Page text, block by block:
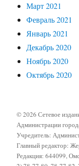
Март 2021
Февраль 2021
Январь 2021
Декабрь 2020
Ноябрь 2020
Октябрь 2020
© 2026 Сетевое
Администрации
Учредитель:
Главный редактор:
Редакция: 644099,